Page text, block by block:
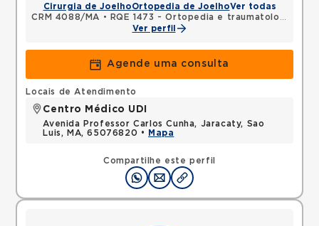
Cirurgia de JoelhoOrtopedia de JoelhoVer todas
CRM 4088/MA •
RQE 1473 - Ortopedia e traumatologia
Ver perfil
Agende uma consulta
Compartilhe este perfil
Locais de Atendimento
Centro Médico UDI
Avenida Professor Carlos Cunha, Jaracaty, Sao
Luis, MA, 65076820 •
Mapa